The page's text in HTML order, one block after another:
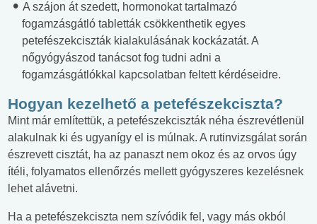
A szájon át szedett, hormonokat tartalmazó
fogamzásgátló tabletták csökkenthetik egyes
petefészekciszták kialakulásának kockázatát. A
nőgyógyászod tanácsot fog tudni adni a
fogamzásgátlókkal kapcsolatban feltett kérdéseidre.
Hogyan kezelhető a petefészekciszta?
Mint már említettük, a petefészekciszták néha észrevétlenül
alakulnak ki és ugyanígy el is múlnak. A rutinvizsgálat során
észrevett cisztát, ha az panaszt nem okoz és az orvos úgy
ítéli, folyamatos ellenőrzés mellett gyógyszeres kezelésnek
lehet alávetni.
Ha a petefészekciszta nem szívódik fel, vagy más okból